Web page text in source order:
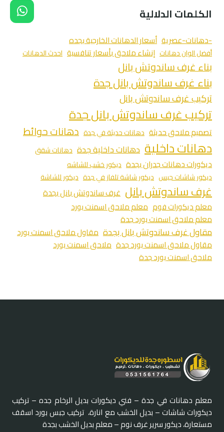
الكلمات الدلالية
-دهانات-عصرية أسعار الدهانات الخارجية بجده
أفضل الوان دهانات إنشاء ملاحق بأسعار تنافسية احدث الدهانات
بناء غرف ساندوتش بانل
بناء غرف ساندوتش بانل جدة
تركيب غرف ساندوتش بانل
تركيب غرف ساندوتش بانل جدة
تصميم ملاحق حديثة دهانات حديثة في جدة دهانات حوائط
دهانات داخلية دهانات داخلية جدة دهانات شقق
ديكورات دهانات جدران بجدة ديكور خشب للشاشه
ديكور شاشات جبس ديكور شاشة تلفاز في جدة ديكور للشاشة
غرف ساندوتش بانل غرف ساندوتش بانل بجدة
معلم ديكورات فوم معلم ملاحق اسمنت بورد
معلم ملاحق اسمنت بورد جدة
مقاول غرف ساندوتش بانل بجدة مقاول ملاحق اسمنت بورد
مقاول ملاحق اسمنت بورد جدة ملاحق اسمنت بورد
ملاحق اسمنت بورد جدة
معلم دهانات في جدة – فني ديكورات بديل الرخام جده – تركيب
ديكورات شاشات – بديل الخشب مع انارة، تركيب جبس بورد اسقف
مستعارة، ديكور سرير غرف نوم – معلم بديل الخشب بجدة